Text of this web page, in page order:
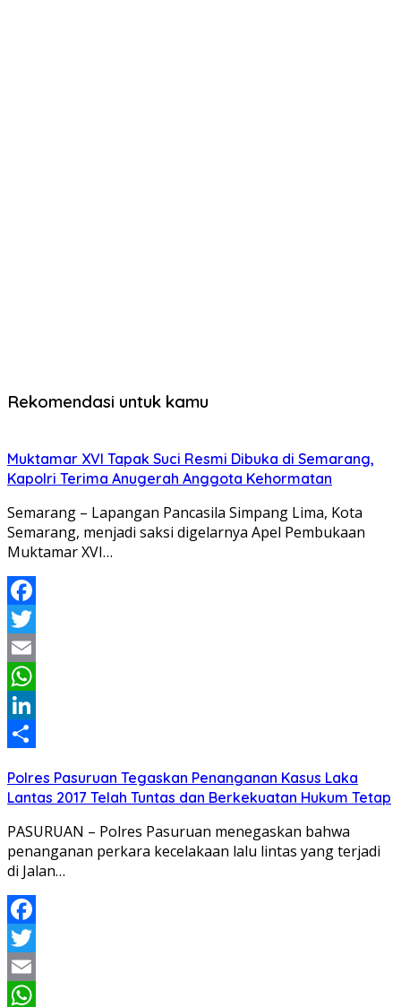
Rekomendasi untuk kamu
Muktamar XVI Tapak Suci Resmi Dibuka di Semarang,
Kapolri Terima Anugerah Anggota Kehormatan
Semarang – Lapangan Pancasila Simpang Lima, Kota
Semarang, menjadi saksi digelarnya Apel Pembukaan
Muktamar XVI…
Facebook
Twitter
Email
WhatsApp
LinkedIn
Polres Pasuruan Tegaskan Penanganan Kasus Laka
Lantas 2017 Telah Tuntas dan Berkekuatan Hukum Tetap
PASURUAN – Polres Pasuruan menegaskan bahwa
penanganan perkara kecelakaan lalu lintas yang terjadi
di Jalan…
Facebook
Twitter
Email